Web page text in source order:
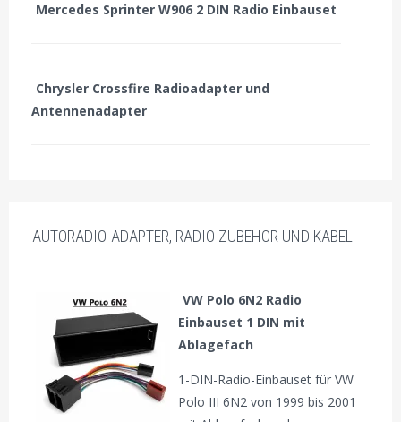
Mercedes Sprinter W906 2 DIN Radio Einbauset
Chrysler Crossfire Radioadapter und
Antennenadapter
AUTORADIO-ADAPTER, RADIO ZUBEHÖR UND KABEL
VW Polo 6N2 Radio
Einbauset 1 DIN mit
Ablagefach
1-DIN-Radio-Einbauset für VW
Polo III 6N2 von 1999 bis 2001